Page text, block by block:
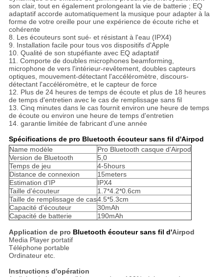
son clair, tout en également prolongeant la vie de batterie ; EQ
adaptatif accorde automatiquement la musique pour adapter à la
forme de votre oreille pour une expérience de écoute riche et
cohérente
8. Les écouteurs sont sué- et résistant à l'eau (IPX4)
9. Installation facile pour tous vos dispositifs d'Apple
10. Qualité de son stupéfiante avec EQ adaptatif
11. Comporte de doubles microphones beamforming,
microphone de vers l'intérieur-revêtement, doubles capteurs
optiques, mouvement-détectant l'accéléromètre, discours-
détectant l'accéléromètre, et le capteur de force
12. Plus de 24 heures de temps de écoute et plus de 18 heures
de temps d'entretien avec le cas de remplissage sans fil
13. Cinq minutes dans le cas fournit environ une heure de temps
de écoute ou environ une heure de temps d'entretien
14. garantie limitée de fabricant d'une année
Spécifications de pro Bluetooth écouteur sans fil d'Airpod
Name modèle
Pro Bluetooth casque d'Airpod
Version de Bluetooth
5,0
Temps de jeu
4-5hours
Distance de connexion
15meters
Estimation d'IP
IPX4
Taille d'écouteur
1.7*4.2*0.6cm
Taille de remplissage de cas4.5*5.3cm
Capacité d'écouteur
30mAh
Capacité de batterie
190mAh
Application de pro Bluetooth écouteur sans fil d'Airpod
Media Player portatif
Téléphone portable
Ordinateur etc.
Instructions d'opération